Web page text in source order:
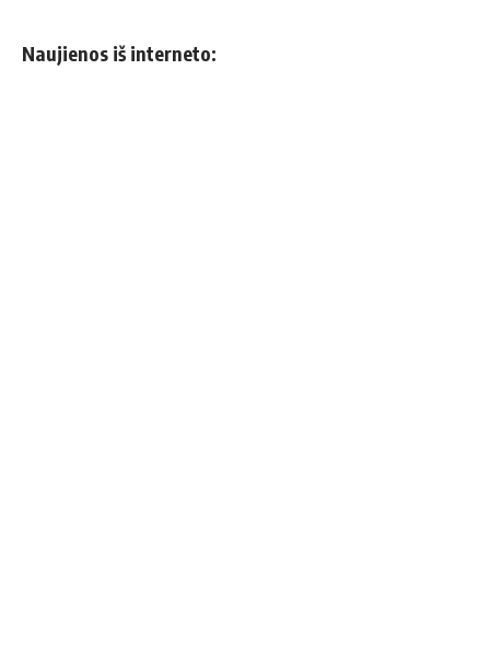
Naujienos iš interneto: